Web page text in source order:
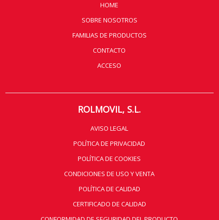
HOME
SOBRE NOSOTROS
FAMILIAS DE PRODUCTOS
CONTACTO
ACCESO
ROLMOVIL, S.L.
AVISO LEGAL
POLÍTICA DE PRIVACIDAD
POLÍTICA DE COOKIES
CONDICIONES DE USO Y VENTA
POLÍTICA DE CALIDAD
CERTIFICADO DE CALIDAD